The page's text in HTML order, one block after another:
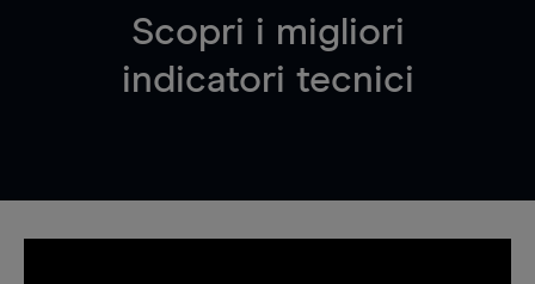
Scopri i migliori
indicatori tecnici